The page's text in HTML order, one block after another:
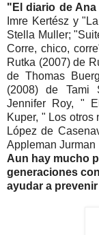
"El diario de Ana
Imre Kertész y
Stella Muller;
Corre, chico,
Rutka (2007) de
de Thomas
(2008) de Tami
Jennifer Roy, "
Kuper, " Los
López de
Appleman Jurman
Aun hay mucho
generaciones
ayudar a